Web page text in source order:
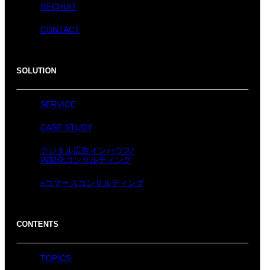
RECRUIT
CONTACT
SOLUTION
SERVICE
CASE STUDY
デジタル広告インハウス/
内製化コンサルティング
eコマースコンサルティング
CONTENTS
TOPICS